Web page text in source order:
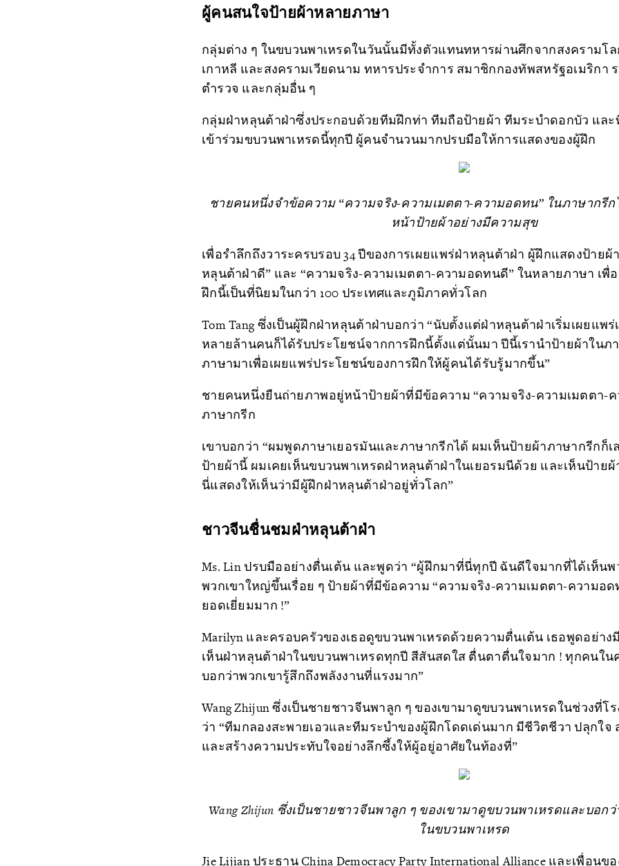
ผู้คนสนใจป้ายผ้าหลายภาษา
กลุ่มต่าง ๆ ในขบวนพาเหรดในวันนั้นมีทั้งตัวแทนทหารผ่านศึกจากสงครามโล
เกาหลี และสงครามเวียดนาม ทหารประจำการ สมาชิกกองทัพสหรัฐอเมริกา
ตำรวจ และกลุ่มอื่น ๆ
กลุ่มฝ่าหลุนต้าฝ่าซึ่งประกอบด้วยทีมฝึกท่า ทีมถือป้ายผ้า ทีมระบำดอกบัว และ
เข้าร่วมขบวนพาเหรดนี้ทุกปี ผู้คนจำนวนมากปรบมือให้การแสดงของผู้ฝึก
ชายคนหนึ่งจำข้อความ “ความจริง-ความเมตตา-ความอดทน” ในภาษากรี
หน้าป้ายผ้าอย่างมีความสุข
เพื่อรำลึกถึงวาระครบรอบ 34 ปีของการเผยแพร่ฝ่าหลุนต้าฝ่า ผู้ฝึกแสดงป้าย
หลุนต้าฝ่าดี” และ “ความจริง-ความเมตตา-ความอดทนดี” ในหลายภาษา เพื่
ฝึกนี้เป็นที่นิยมในกว่า 100 ประเทศและภูมิภาคทั่วโลก
Tom Tang ซึ่งเป็นผู้ฝึกฝ่าหลุนต้าฝ่าบอกว่า “นับตั้งแต่ฝ่าหลุนต้าฝ่าเริ่มเผยแพ
หลายล้านคนก็ได้รับประโยชน์จากการฝึกนี้ตั้งแต่นั้นมา ปีนี้เรานำป้ายผ้าในภ
ภาษามาเพื่อเผยแพร่ประโยชน์ของการฝึกให้ผู้คนได้รับรู้มากขึ้น”
ชายคนหนึ่งยืนถ่ายภาพอยู่หน้าป้ายผ้าที่มีข้อความ “ความจริง-ความเมตตา-
ภาษากรีก
เขาบอกว่า “ผมพูดภาษาเยอรมันและภาษากรีกได้ ผมเห็นป้ายผ้าภาษากรีกก็
ป้ายผ้านี้ ผมเคยเห็นขบวนพาเหรดฝ่าหลุนต้าฝ่าในเยอรมนีด้วย และเห็นป้าย
นี่แสดงให้เห็นว่ามีผู้ฝึกฝ่าหลุนต้าฝ่าอยู่ทั่วโลก”
ชาวจีนชื่นชมฝ่าหลุนต้าฝ่า
Ms. Lin ปรบมืออย่างตื่นเต้น และพูดว่า “ผู้ฝึกมาที่นี่ทุกปี ฉันดีใจมากที่ได้เห็นพ
พวกเขาใหญ่ขึ้นเรื่อย ๆ ป้ายผ้าที่มีข้อความ “ความจริง-ความเมตตา-ความอ
ยอดเยี่ยมมาก !”
Marilyn และครอบครัวของเธอดูขบวนพาเหรดด้วยความตื่นเต้น เธอพูดอย่าง
เห็นฝ่าหลุนต้าฝ่าในขบวนพาเหรดทุกปี สีสันสดใส ตื่นตาตื่นใจมาก ! ทุกคนใ
บอกว่าพวกเขารู้สึกถึงพลังงานที่แรงมาก”
Wang Zhijun ซึ่งเป็นชายชาวจีนพาลูก ๆ ของเขามาดูขบวนพาเหรดในช่วงที่โ
ว่า “ทีมกลองสะพายเอวและทีมระบำของผู้ฝึกโดดเด่นมาก มีชีวิตชีวา ปลุกใจ
และสร้างความประทับใจอย่างลึกซึ้งให้ผู้อยู่อาศัยในท้องที่”
Wang Zhijun ซึ่งเป็นชายชาวจีนพาลูก ๆ ของเขามาดูขบวนพาเหรดและบอก
ในขบวนพาเหรด
Jie Lijian ประธาน China Democracy Party International Alliance และเพื่อนข